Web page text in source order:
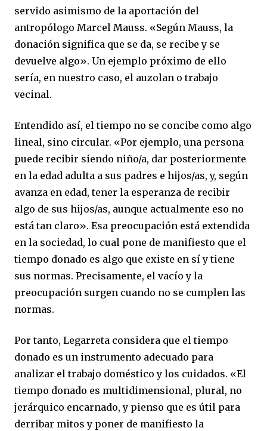
servido asimismo de la aportación del
antropólogo Marcel Mauss. «Según Mauss, la
donación significa que se da, se recibe y se
devuelve algo». Un ejemplo próximo de ello
sería, en nuestro caso, el auzolan o trabajo
vecinal.
Entendido así, el tiempo no se concibe como algo
lineal, sino circular. «Por ejemplo, una persona
puede recibir siendo niño/a, dar posteriormente
en la edad adulta a sus padres e hijos/as, y, según
avanza en edad, tener la esperanza de recibir
algo de sus hijos/as, aunque actualmente eso no
está tan claro». Esa preocupación está extendida
en la sociedad, lo cual pone de manifiesto que el
tiempo donado es algo que existe en sí y tiene
sus normas. Precisamente, el vacío y la
preocupación surgen cuando no se cumplen las
normas.
Por tanto, Legarreta considera que el tiempo
donado es un instrumento adecuado para
analizar el trabajo doméstico y los cuidados. «El
tiempo donado es multidimensional, plural, no
jerárquico encarnado, y pienso que es útil para
derribar mitos y poner de manifiesto la